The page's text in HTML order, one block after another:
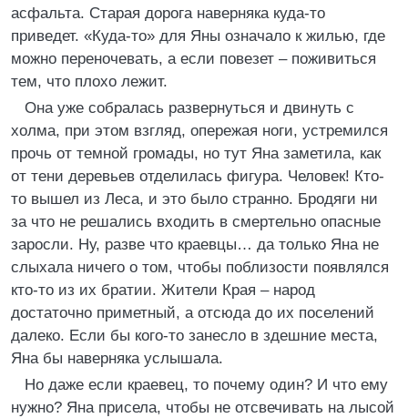
асфальта. Старая дорога наверняка куда-то
приведет. «Куда-то» для Яны означало к жилью, где
можно переночевать, а если повезет – поживиться
тем, что плохо лежит.
Она уже собралась развернуться и двинуть с
холма, при этом взгляд, опережая ноги, устремился
прочь от темной громады, но тут Яна заметила, как
от тени деревьев отделилась фигура. Человек! Кто-
то вышел из Леса, и это было странно. Бродяги ни
за что не решались входить в смертельно опасные
заросли. Ну, разве что краевцы… да только Яна не
слыхала ничего о том, чтобы поблизости появлялся
кто-то из их братии. Жители Края – народ
достаточно приметный, а отсюда до их поселений
далеко. Если бы кого-то занесло в здешние места,
Яна бы наверняка услышала.
Но даже если краевец, то почему один? И что ему
нужно? Яна присела, чтобы не отсвечивать на лысой